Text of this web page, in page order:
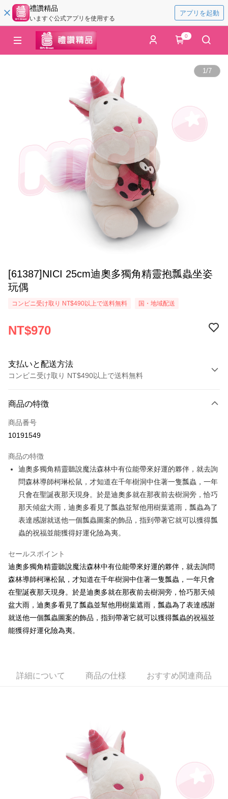
禮讚精品
いますぐ公式アプリを使用する
アプリを起動
0
1/7
[61387]NICI 25cm迪奧多獨角精靈抱瓢蟲坐姿
玩偶
コンビニ受け取り NT$490以上で送料無料 国・地域配送
NT$970
支払いと配送方法
コンビニ受け取り NT$490以上で送料無料
クレジットカード1回払い
コンビニ店頭代金引換
Apple Pay
JKOPAY
Easy Wallet
AFTEE代金後払い
説明
1.お支払い方法でAFTEE代金後払いを選択すると、携帯電話認証ウィンド
ウが表示されます。
3.注文するときのお支払いは不要です。商品はご指定の住所に配送されま
す。
4.ご注文が完了すると、携帯に支払い通知のSMSが届きます。アプリ会員
の場合は、AFTEE アプリプッシュ通知が届きます。
5.商品受け取り時のお支払いは不要です。商品を確かめてから、SMSまた
はアプリの通知に従って、4大コンビニ、またはATM/オンラインバンキン
まで延長できます。
わらず、AFTEEで指定された期限内にお支払いください。
1.初回 AFTEEを ご利用の際に、認証結果及び当社の審査の結果に基づ
き、限度額が設定されます。
2.決済金額は最低NT$20です。
3.現在、台湾の会員のみご利用いただけます。
ATM払い
配送方法
全家付款取貨
配送毎にNT$100、NT$490以上で送料無料
7-11付款取貨
配送毎にNT$100、NT$990以上で送料無料
商品の特徴
商品番号
10191549
商品の特徴
迪奧多獨角精靈聽說魔法森林中有位能帶來好運的夥伴，就去詢
問森林導師柯琳松鼠，才知道在千年樹洞中住著一隻瓢蟲，一年
只會在聖誕夜那天現身。於是迪奧多就在那夜前去樹洞旁，恰巧
那天傾盆大雨，迪奧多看見了瓢蟲並幫他用樹葉遮雨，瓢蟲為了
表達感謝就送他一個瓢蟲圖案的飾品，指到帶著它就可以獲得瓢
蟲的祝福並能獲得好運化險為夷。
セールスポイント
迪奧多獨角精靈聽說魔法森林中有位能帶來好運的夥伴，就去詢問
森林導師柯琳松鼠，才知道在千年樹洞中住著一隻瓢蟲，一年只會
在聖誕夜那天現身。於是迪奧多就在那夜前去樹洞旁，恰巧那天傾
盆大雨，迪奧多看見了瓢蟲並幫他用樹葉遮雨，瓢蟲為了表達感謝
就送他一個瓢蟲圖案的飾品，指到帶著它就可以獲得瓢蟲的祝福並
能獲得好運化險為夷。
詳細について 商品の仕様 おすすめ関連商品